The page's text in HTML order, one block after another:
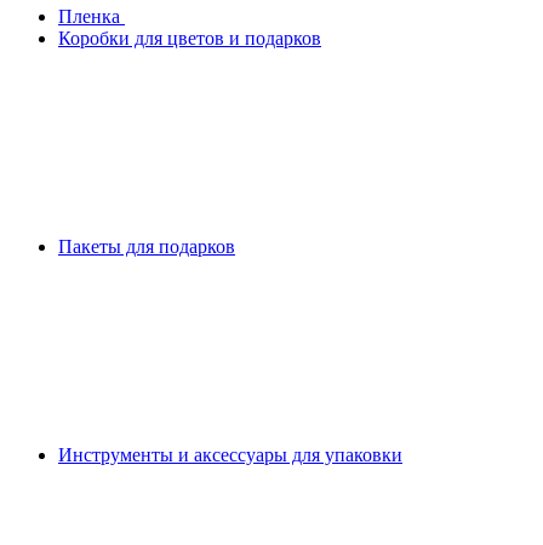
Плeнка
Коробки для цветов и подарков
Пакеты для подарков
Инструменты и аксессуары для упаковки